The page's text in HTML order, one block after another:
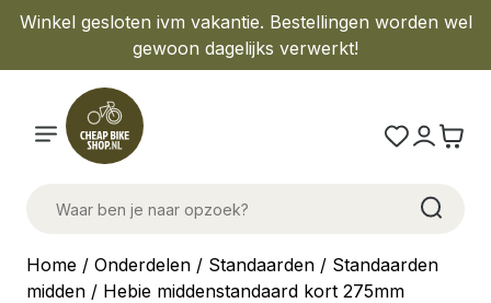
Winkel gesloten ivm vakantie. Bestellingen worden wel
gewoon dagelijks verwerkt!
Home / Onderdelen / Standaarden / Standaarden
midden / Hebie middenstandaard kort 275mm